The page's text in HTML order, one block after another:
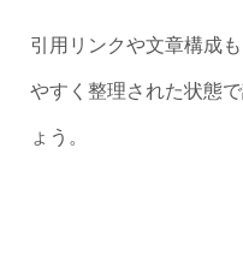
引用リンクや文章構成
やすく整理された状態
ょう。